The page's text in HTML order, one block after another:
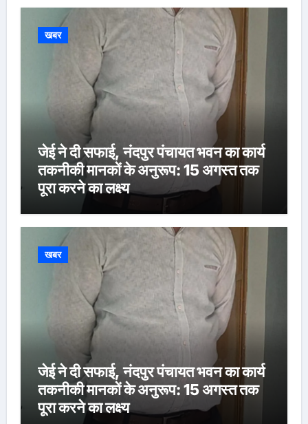
खबर
जेई ने दी सफाई, नंदपुर पंचायत भवन का कार्य
तकनीकी मानकों के अनुरूप: 15 अगस्त तक
पूरा करने का लक्ष्य
खबर
जेई ने दी सफाई, नंदपुर पंचायत भवन का कार्य
तकनीकी मानकों के अनुरूप: 15 अगस्त तक
पूरा करने का लक्ष्य